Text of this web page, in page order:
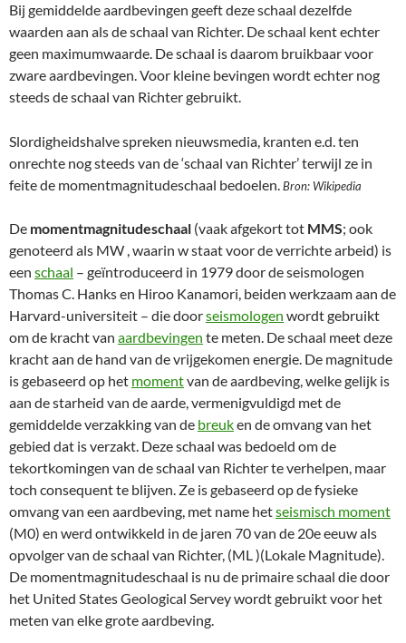
Bij gemiddelde aardbevingen geeft deze schaal dezelfde
waarden aan als de schaal van Richter. De schaal kent echter
geen maximumwaarde. De schaal is daarom bruikbaar voor
zware aardbevingen. Voor kleine bevingen wordt echter nog
steeds de schaal van Richter gebruikt.
Slordigheidshalve spreken nieuwsmedia, kranten e.d. ten
onrechte nog steeds van de ‘schaal van Richter’ terwijl ze in
feite de momentmagnitudeschaal bedoelen.Bron: Wikipedia
De momentmagnitudeschaal (vaak afgekort tot MMS; ook
genoteerd als MW , waarin w staat voor de verrichte arbeid) is
een schaal – geïntroduceerd in 1979 door de seismologen
Thomas C. Hanks en Hiroo Kanamori, beiden werkzaam aan de
Harvard-universiteit – die doorseismologen wordt gebruikt
om de kracht van aardbevingen te meten. De schaal meet deze
kracht aan de hand van de vrijgekomen energie. De magnitude
is gebaseerd op het momentvan de aardbeving, welke gelijk is
aan de starheid van de aarde, vermenigvuldigd met de
gemiddelde verzakking van de breuken de omvang van het
gebied dat is verzakt. Deze schaal was bedoeld om de
tekortkomingen van de schaal van Richter te verhelpen, maar
toch consequent te blijven. Ze is gebaseerd op de fysieke
omvang van een aardbeving, met name hetseismisch moment
(M0) en werd ontwikkeld in de jaren 70 van de 20e eeuw als
opvolger van de schaal van Richter, (ML )(Lokale Magnitude).
De momentmagnitudeschaal is nu de primaire schaal die door
het United States Geological Servey wordt gebruikt voor het
meten van elke grote aardbeving.